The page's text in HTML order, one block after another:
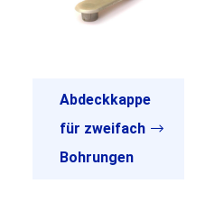
Abdeckkappe
für zweifach
Bohrungen